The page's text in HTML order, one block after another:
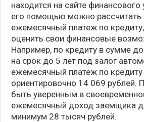
находится на сайте
его помощью можно рассчитать
ежемесячный платеж по
оценить свои финансовые
Например, по кредиту в сумме
на срок до 5 лет под залог
ежемесячный платеж по кредиту
ориентировочно 14 069 рублей.
быть уверенным в
ежемесячный доход заемщика
минимум 28 тысяч рублей.